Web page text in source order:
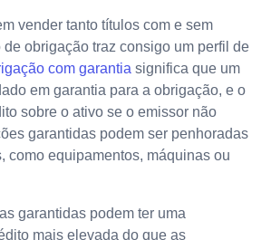
vender tanto títulos com e sem
obrigação traz consigo um perfil de
com garantia significa que um
em garantia para a obrigação, e o
sobre o ativo se o emissor não
garantidas podem ser penhoradas
como equipamentos, máquinas ou
garantidas podem ter uma
mais elevada do que as